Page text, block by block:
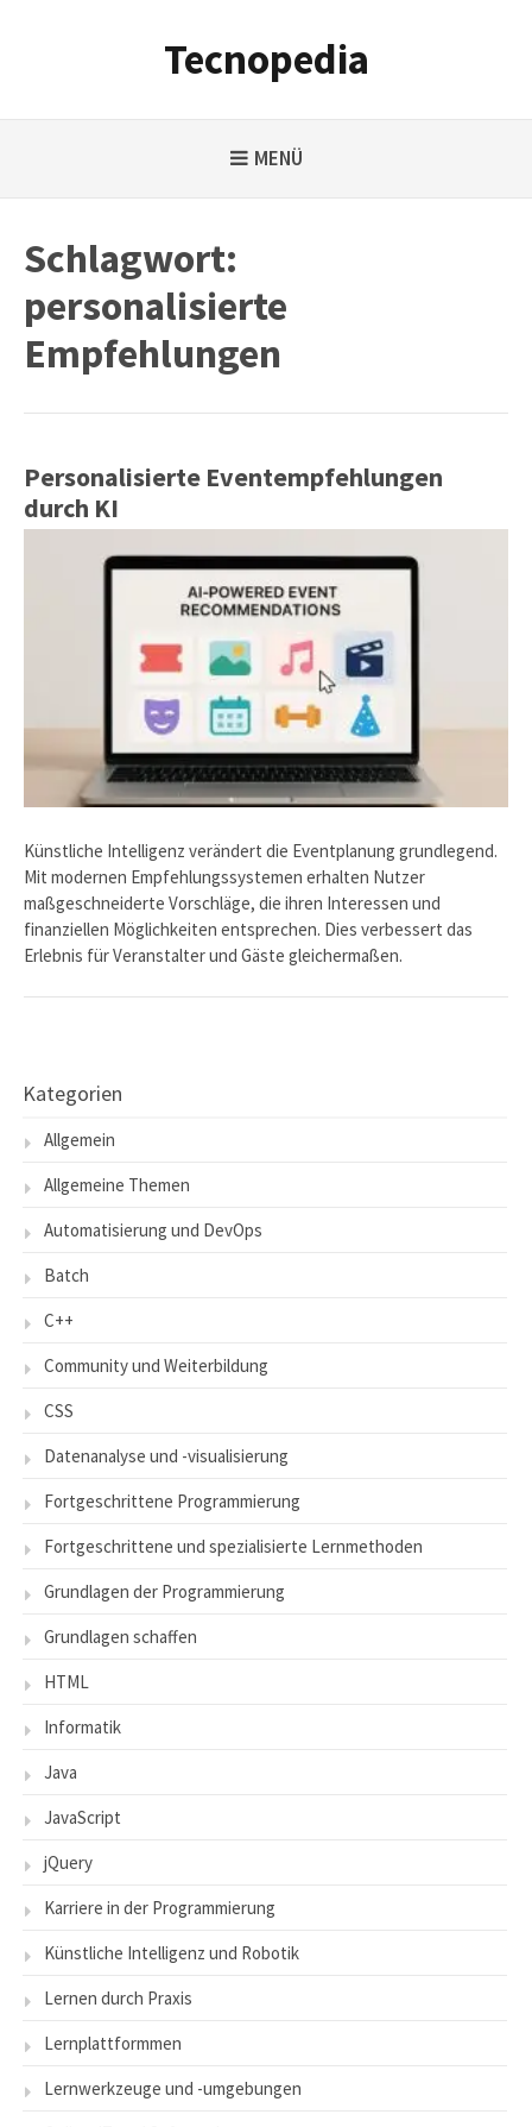
Tecnopedia
MENÜ
Schlagwort:
personalisierte
Empfehlungen
Personalisierte Eventempfehlungen
durch KI
Künstliche Intelligenz verändert die Eventplanung grundlegend.
Mit modernen Empfehlungssystemen erhalten Nutzer
maßgeschneiderte Vorschläge, die ihren Interessen und
finanziellen Möglichkeiten entsprechen. Dies verbessert das
Erlebnis für Veranstalter und Gäste gleichermaßen.
Kategorien
Allgemein
Allgemeine Themen
Automatisierung und DevOps
Batch
C++
Community und Weiterbildung
CSS
Datenanalyse und -visualisierung
Fortgeschrittene Programmierung
Fortgeschrittene und spezialisierte Lernmethoden
Grundlagen der Programmierung
Grundlagen schaffen
HTML
Informatik
Java
JavaScript
jQuery
Karriere in der Programmierung
Künstliche Intelligenz und Robotik
Lernen durch Praxis
Lernplattformmen
Lernwerkzeuge und -umgebungen